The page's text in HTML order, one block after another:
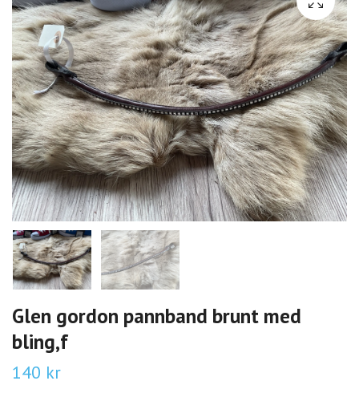
Glen gordon pannband brunt med
bling,f
140 kr